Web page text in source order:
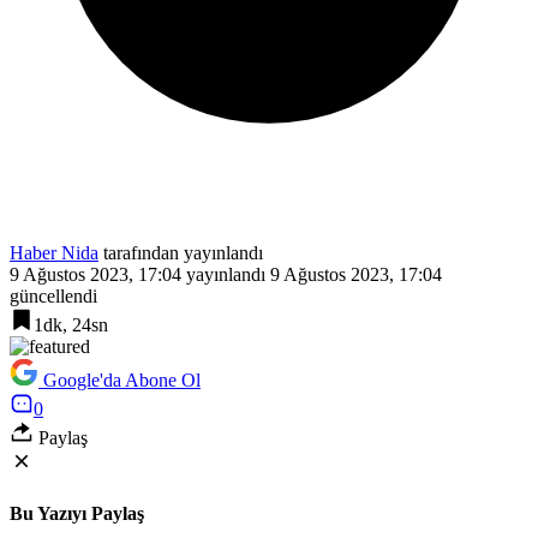
Haber Nida tarafından yayınlandı
9 Ağustos 2023, 17:04 yayınlandı 9 Ağustos 2023, 17:04
güncellendi
1dk, 24sn
Google'da Abone Ol
0
Paylaş
Bu Yazıyı Paylaş